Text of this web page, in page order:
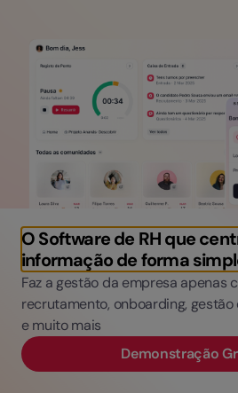
O Software de RH que
informação de forma
Faz a gestão da empresa apenas
recrutamento, onboarding,
e muito mais
Demonstração